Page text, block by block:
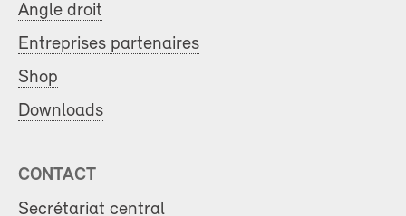
Angle droit
Entreprises partenaires
Shop
Downloads
CONTACT
Secrétariat central